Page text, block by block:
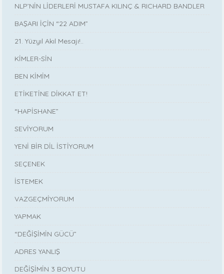
NLP’NİN LİDERLERİ MUSTAFA KILINÇ & RICHARD BANDLER
BAŞARI İÇİN “22 ADIM”
21. Yüzyıl Akıl Mesajı!..
KİMLER-SİN
BEN KİMİM
ETİKETİNE DİKKAT ET!
“HAPİSHANE”
SEVİYORUM
YENİ BİR DİL İSTİYORUM
SEÇENEK
İSTEMEK
VAZGEÇMİYORUM
YAPMAK
“DEĞİŞİMİN GÜCÜ”
ADRES YANLIŞ
DEĞİŞİMİN 3 BOYUTU